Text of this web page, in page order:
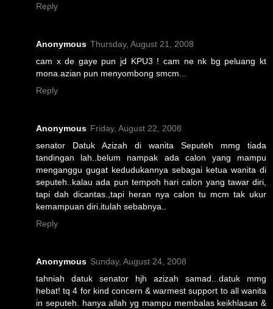
Reply
Anonymous Thursday, August 21, 2008
cam x de gaye pun jd KPU3 ! cam ne nk bg peluang kt
mona.azian pun menyombong smcm...
Reply
Anonymous Friday, August 22, 2008
senator Datuk Azizah di wanita Seputeh mmg tiada
tandingan lah..belum nampak ada calon yang mampu
menganggu gugat kedudukannya sebagai ketua wanita di
seputeh..kalau ada pun tempoh hari calon yang tawar diri,
tapi dah dicantas.,tapi heran nya calon tu mcm tak ukur
kemampuan diri.itulah sebabnya..
Reply
Anonymous Sunday, August 24, 2008
tahniah datuk senator hjh azizah samad...datuk mmg
hebat! tq 4 for kind concern & warmest support to all wanita
in seputeh. hanya allah yg mampu membalas keikhlasan &